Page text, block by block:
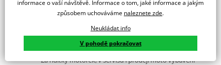
Tabulka velikostí
Co když mi to nebude
PUIG byl založen v roce 1964 ve Španělsku. Vyrábí se ve městě
Granollers poblíž Barcelony na ploše 8 000 m² v objektu, který se
dělí na 3 části: komerční, odlitkovou a kovových součástek. Již 40
let se účastní nejslavnějších závodů motocyklů po celém světě. V
naší nabídce naleznete doplňky a příslušenství například: plexi,
padací protektory a mnoho dalšího.
2x multibrand showroom
díly, to vše v Praze a Liberci
Více než 30 let zkušeností
Za řídítky motorek, v servisu i prodeji moto vybavení
informace o vaší návštěvě. Informace o tom, jaké informace a jakým
způsobem uchováváme naleznete zde.
Neukládat info
V pohodě pokračovat